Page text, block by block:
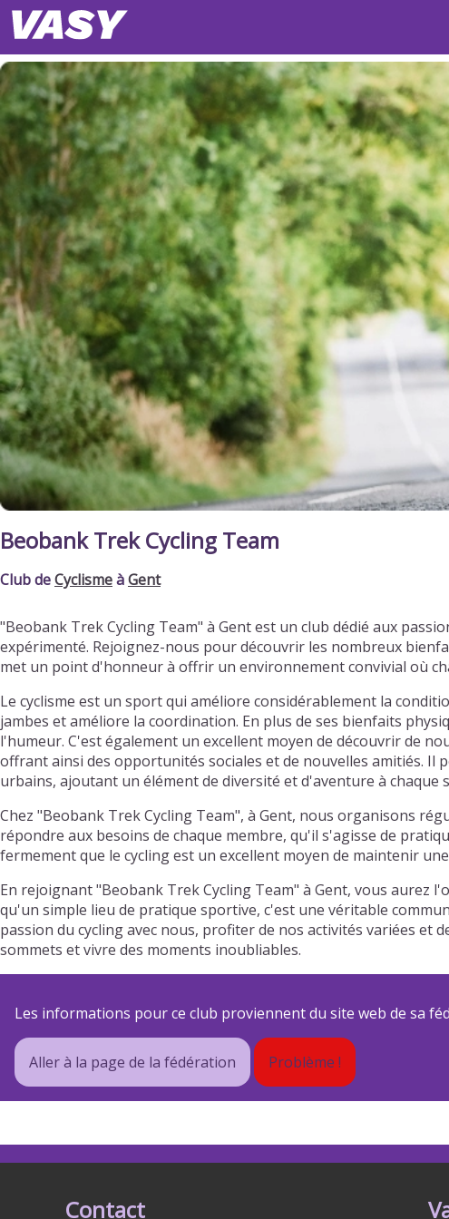
Beobank Trek Cycling Team
Club deCyclismeàGent
"Beobank Trek Cycling Team" à Gent est un club dédié aux
expérimenté. Rejoignez-nous pour découvrir les nombreux
met un point d'honneur à offrir un environnement convivial où
Le cyclisme est un sport qui améliore considérablement la
jambes et améliore la coordination. En plus de ses bienfaits
l'humeur. C'est également un excellent moyen de découvrir de
offrant ainsi des opportunités sociales et de nouvelles amitiés. Il
urbains, ajoutant un élément de diversité et d'aventure à chaque
Chez "Beobank Trek Cycling Team", à Gent, nous organisons
répondre aux besoins de chaque membre, qu'il s'agisse de
fermement que le cycling est un excellent moyen de maintenir
En rejoignant "Beobank Trek Cycling Team" à Gent, vous aurez
qu'un simple lieu de pratique sportive, c'est une véritable
passion du cycling avec nous, profiter de nos activités variées
sommets et vivre des moments inoubliables.
Les informations pour ce club proviennent du site web de sa
Aller à la page de la fédération Problème !
Contact